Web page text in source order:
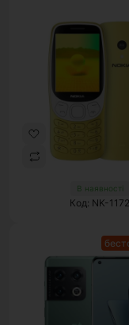
В наявності
Код: NK-1172